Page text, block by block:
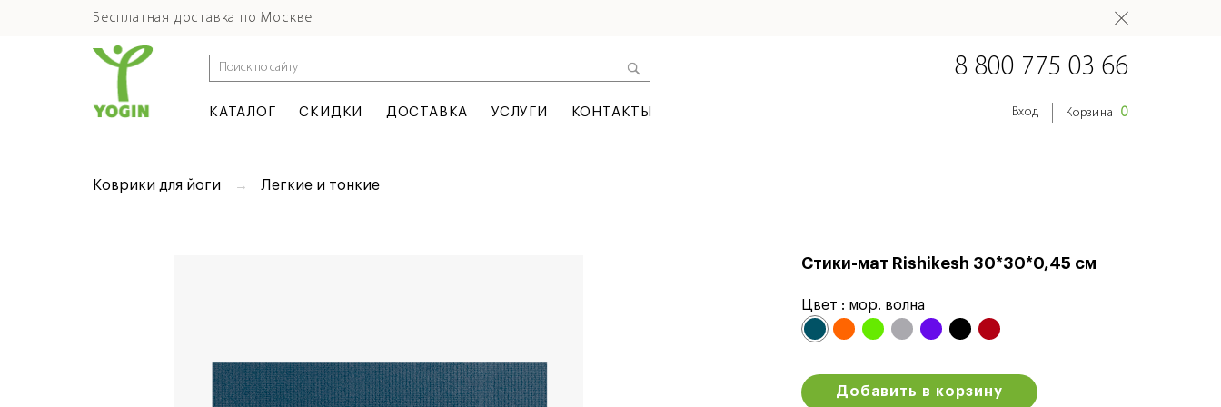
Бесплатная доставка по Москве
КАТАЛОГ СКИДКИ ДОСТАВКА УСЛУГИ КОНТАКТЫ
8 800 775 03 66
Вход Корзина 0
Коврики для йоги Легкие и тонкие
Стики-мат Rishikesh 30*30*0,45 см
Цвет : мор. волна
Добавить в корзину